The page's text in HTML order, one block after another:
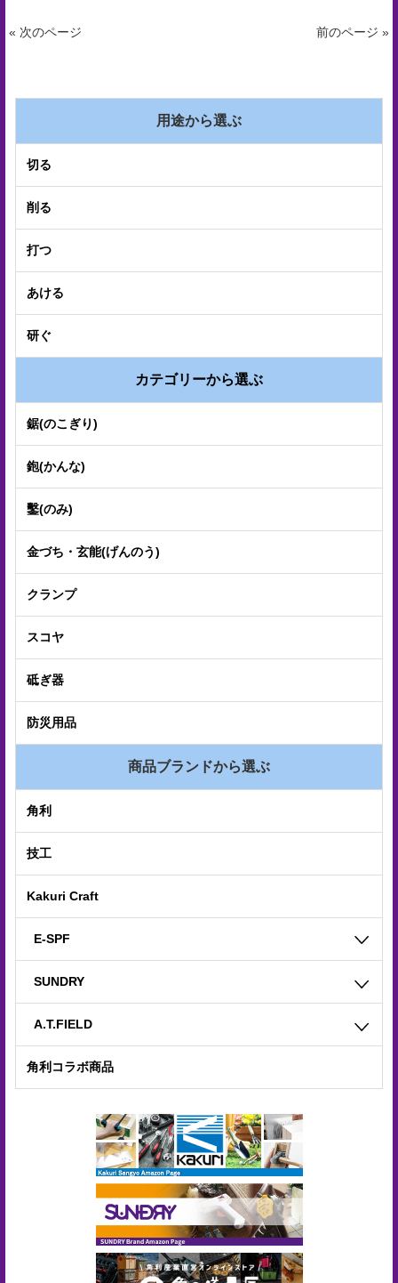
« 次のページ 前のページ »
用途から選ぶ
切る
削る
打つ
あける
研ぐ
カテゴリーから選ぶ
鋸(のこぎり)
鉋(かんな)
鑿(のみ)
金づち・玄能(げんのう)
クランプ
スコヤ
砥ぎ器
防災用品
商品ブランドから選ぶ
角利
技工
Kakuri Craft
E-SPF
SUNDRY
A.T.FIELD
角利コラボ商品